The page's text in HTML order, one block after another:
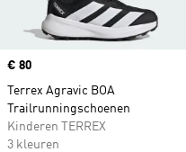
Price
€ 80
Terrex Agravic BOA
Trailrunningschoenen
Kinderen TERREX
3 kleuren